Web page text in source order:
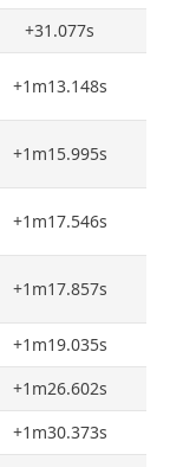
+31.077s
+1m13.148s
+1m15.995s
+1m17.546s
+1m17.857s
+1m19.035s
+1m26.602s
+1m30.373s